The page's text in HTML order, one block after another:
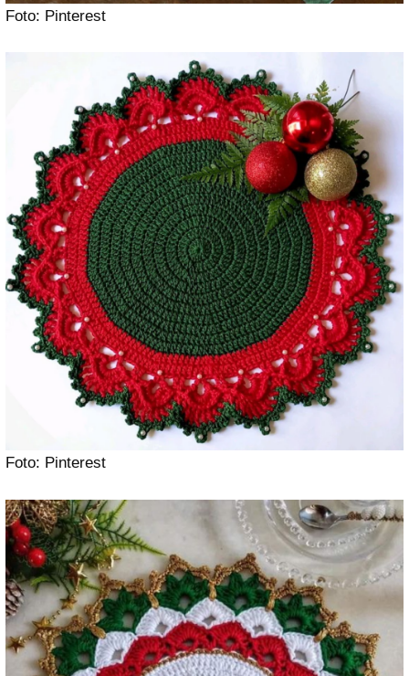
Foto: Pinterest
Foto: Pinterest